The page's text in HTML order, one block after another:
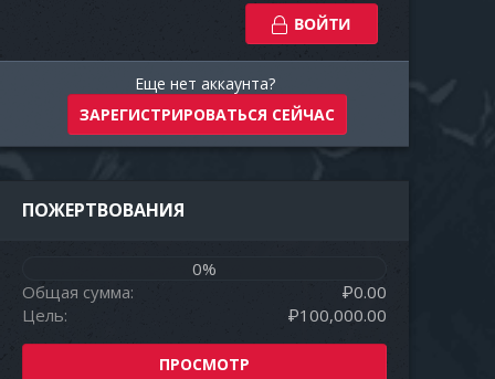
ВОЙТИ
Еще нет аккаунта?
ЗАРЕГИСТРИРОВАТЬСЯ СЕЙЧАС
ПОЖЕРТВОВАНИЯ
0%
Общая сумма
₽0.00
Цель
₽100,000.00
ПРОСМОТР